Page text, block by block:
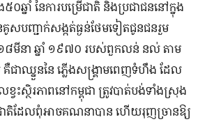
០ឆ្នាំ នៃការបម្រើជាតិ និងប្រជាជននៅក្នុង
គូសបញ្ជាក់សង្កត់ធ្ងន់ថែមទៀតជូនជនរួម
ៃ ១៨មីនា ឆ្នាំ ១៩៧០ របស់ពួកលន់ នល់ តាម
ជាឈ្នួននៃ ភ្លើងសង្គ្រាមពេញទំហឹង ដែល
ខ្វះស្ថិរភាពនៅកម្ពុជា ត្រូវបាត់បង់ទាំងស្រុង
ាតិដែលពុំអាចគណនាបាន ហើយរុញច្រានឱ្យ